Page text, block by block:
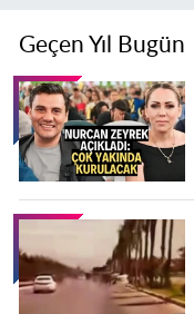
Geçen Yıl Bugün